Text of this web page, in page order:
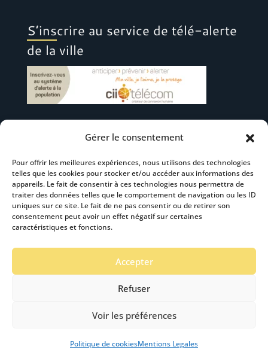
Gérer le consentement
Pour offrir les meilleures expériences, nous utilisons des technologies
telles que les cookies pour stocker et/ou accéder aux informations des
appareils. Le fait de consentir à ces technologies nous permettra de
traiter des données telles que le comportement de navigation ou les ID
uniques sur ce site. Le fait de ne pas consentir ou de retirer son
consentement peut avoir un effet négatif sur certaines
caractéristiques et fonctions.
Accepter
Refuser
Voir les préférences
Politique de cookiesMentions Legales
S’inscrire au service de télé-alerte
de la ville
Suivez-nous
S’abonner à la newsletter
Stardust Communication Copyright © 2019 -2024